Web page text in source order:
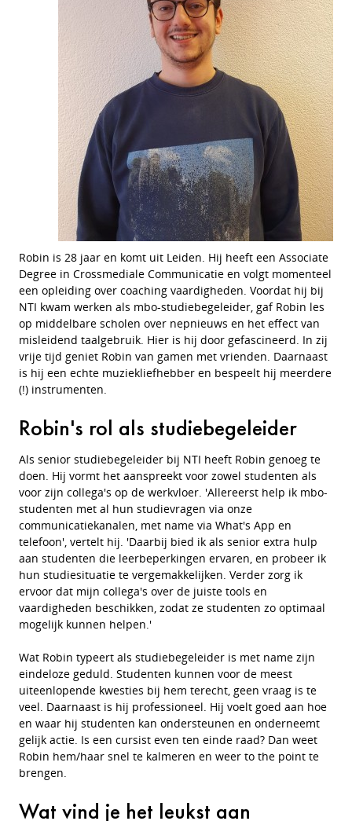
Robin is 28 jaar en komt uit Leiden. Hij heeft een Associate
Degree in Crossmediale Communicatie en volgt momenteel
een opleiding over coaching vaardigheden. Voordat hij bij
NTI kwam werken als mbo-studiebegeleider, gaf Robin les
op middelbare scholen over nepnieuws en het effect van
misleidend taalgebruik. Hier is hij door gefascineerd. In zij
vrije tijd geniet Robin van gamen met vrienden. Daarnaast
is hij een echte muziekliefhebber en bespeelt hij meerdere
(!) instrumenten.
Robin's rol als studiebegeleider
Als senior studiebegeleider bij NTI heeft Robin genoeg te
doen. Hij vormt het aanspreekt voor zowel studenten als
voor zijn collega's op de werkvloer. 'Allereerst help ik mbo-
studenten met al hun studievragen via onze
communicatiekanalen, met name via What's App en
telefoon', vertelt hij. 'Daarbij bied ik als senior extra hulp
aan studenten die leerbeperkingen ervaren, en probeer ik
hun studiesituatie te vergemakkelijken. Verder zorg ik
ervoor dat mijn collega's over de juiste tools en
vaardigheden beschikken, zodat ze studenten zo optimaal
mogelijk kunnen helpen.'
Wat Robin typeert als studiebegeleider is met name zijn
eindeloze geduld. Studenten kunnen voor de meest
uiteenlopende kwesties bij hem terecht, geen vraag is te
veel. Daarnaast is hij professioneel. Hij voelt goed aan hoe
en waar hij studenten kan ondersteunen en onderneemt
gelijk actie. Is een cursist even ten einde raad? Dan weet
Robin hem/haar snel te kalmeren en weer to the point te
brengen.
Wat vind je het leukst aan